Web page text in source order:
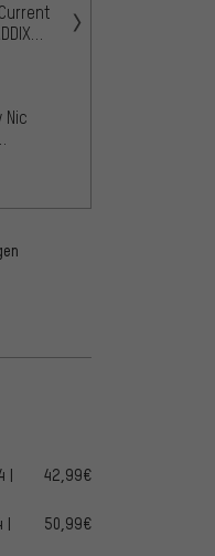
27,5+
Nic
|
42,99€
|
50,99€